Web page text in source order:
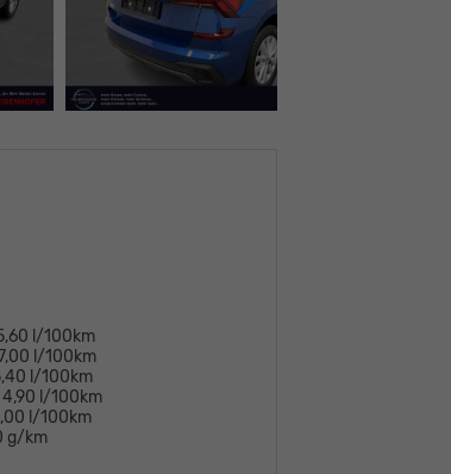
l/100km
l/100km
l/100km
4,90 l/100km
l/100km
g/km